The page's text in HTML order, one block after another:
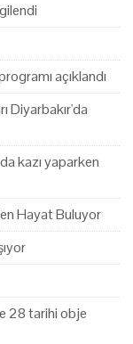
açıklandı
Diyarbakır'da
kazı yaparken
Hayat Buluyor
28 tarihi obje